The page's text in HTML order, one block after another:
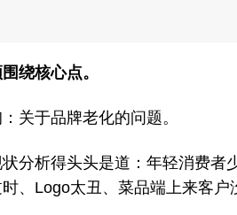
绕核心点。
关于品牌老化的问题。
分析得头头是道：年轻消费者
、Logo太丑、菜品端上来客户